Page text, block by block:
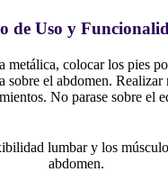
de Uso y
metálica, colocar los pies
sobre el abdomen.
No parase sobre el
lumbar y los
abdomen.